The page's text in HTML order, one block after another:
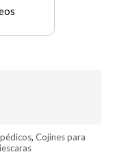
, Cojines para